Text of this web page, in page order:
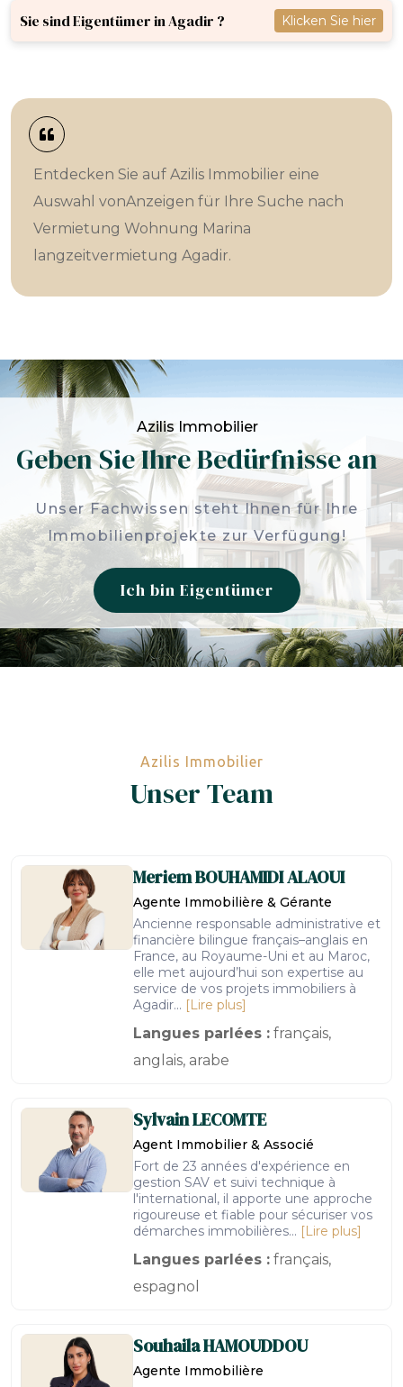
Sie sind Eigentümer in Agadir ? Klicken Sie hier
Entdecken Sie auf Azilis Immobilier eine
Auswahl vonAnzeigen für Ihre Suche nach
Vermietung Wohnung Marina
langzeitvermietung Agadir.
Azilis Immobilier
Geben Sie Ihre Bedürfnisse an
Unser Fachwissen steht Ihnen für Ihre
Immobilienprojekte zur Verfügung!
Ich bin Eigentümer
Azilis Immobilier
Unser Team
MeriemBOUHAMIDI ALAOUI
Agente Immobilière & Gérante
Ancienne responsable administrative et
financière bilingue français–anglais en
France, au Royaume-Uni et au Maroc,
elle met aujourd’hui son expertise au
service de vos projets immobiliers à
Agadir... [Lire plus]
Langues parlées : français,
anglais, arabe
SylvainLECOMTE
Agent Immobilier & Associé
Fort de 23 années d'expérience en
gestion SAV et suivi technique à
l'international, il apporte une approche
rigoureuse et fiable pour sécuriser vos
démarches immobilières... [Lire plus]
Langues parlées : français,
espagnol
SouhailaHAMOUDDOU
Agente Immobilière